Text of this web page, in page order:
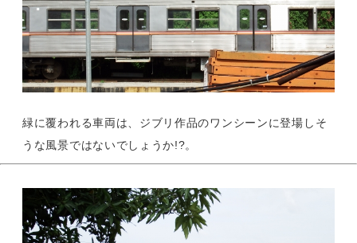
緑に覆われる車両は、ジブリ作品のワンシーンに登場しそ
うな風景ではないでしょうか!?。